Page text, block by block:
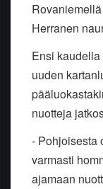
Herranen
Ensi
uuden
nuotteja
- Pohjoisesta
varmasti
ajamaan